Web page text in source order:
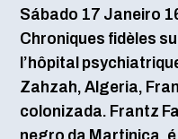
Sábado 17 Janeiro
Chroniques fidèles
l’hôpital
Zahzah, Algeria,
colonizada. Frantz
negro da Martinica,